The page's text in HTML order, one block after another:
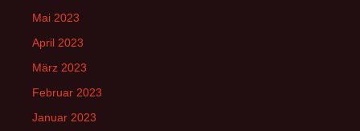
Mai 2023
April 2023
März 2023
Februar 2023
Januar 2023